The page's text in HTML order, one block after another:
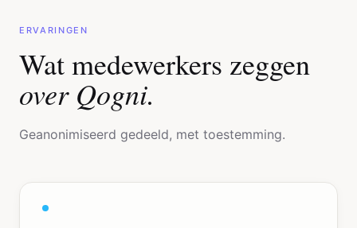
ERVARINGEN
Wat medewerkers zeggen
over Qogni.
Geanonimiseerd gedeeld, met toestemming.